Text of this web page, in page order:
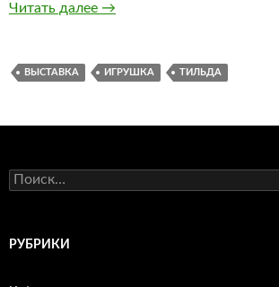
Читать далее Выставка игрушек в стиле
→
ВЫСТАВКА ИГРУШКА ТИЛЬДА
Н
а
иРУБРИКИ